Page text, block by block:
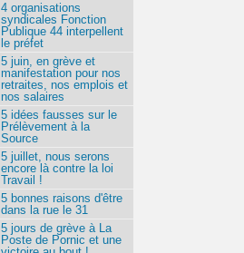
4 organisations
syndicales Fonction
Publique 44 interpellent
le préfet
5 juin, en grève et
manifestation pour nos
retraites, nos emplois et
nos salaires
5 idées fausses sur le
Prélèvement à la
Source
5 juillet, nous serons
encore là contre la loi
Travail !
5 bonnes raisons d'être
dans la rue le 31
5 jours de grève à La
Poste de Pornic et une